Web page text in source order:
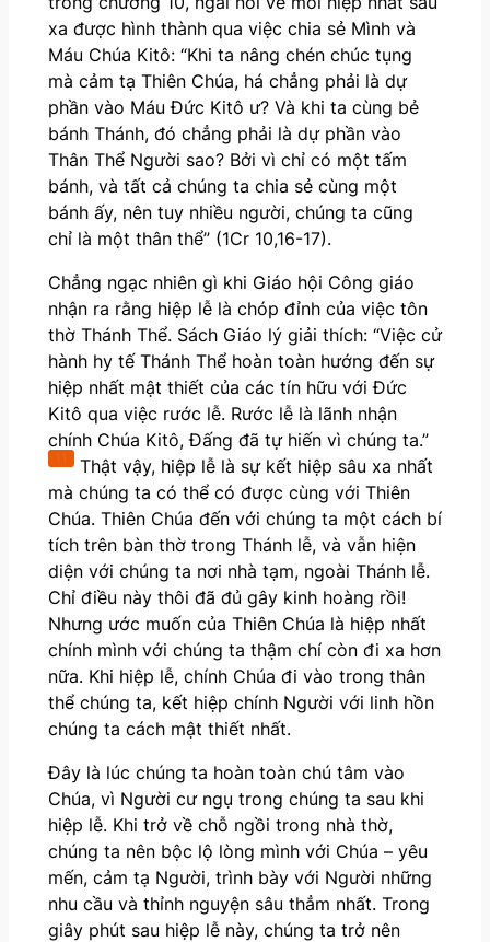
xa được hình thành qua việc chia sẻ Mình và
Máu Chúa Kitô: “Khi ta nâng chén chúc tụng
mà cảm tạ Thiên Chúa, há chẳng phải là dự
phần vào Máu Đức Kitô ư? Và khi ta cùng bẻ
bánh Thánh, đó chẳng phải là dự phần vào
Thân Thể Người sao? Bởi vì chỉ có một tấm
bánh, và tất cả chúng ta chia sẻ cùng một
bánh ấy, nên tuy nhiều người, chúng ta cũng
chỉ là một thân thể” (1Cr 10,16-17).
Chẳng ngạc nhiên gì khi Giáo hội Công giáo
nhận ra rằng hiệp lễ là chóp đỉnh của việc tôn
thờ Thánh Thể. Sách Giáo lý giải thích: “Việc cử
hành hy tế Thánh Thể hoàn toàn hướng đến sự
hiệp nhất mật thiết của các tín hữu với Đức
Kitô qua việc rước lễ. Rước lễ là lãnh nhận
chính Chúa Kitô, Đấng đã tự hiến vì chúng ta.”
11 Thật vậy, hiệp lễ là sự kết hiệp sâu xa nhất
mà chúng ta có thể có được cùng với Thiên
Chúa. Thiên Chúa đến với chúng ta một cách bí
tích trên bàn thờ trong Thánh lễ, và vẫn hiện
diện với chúng ta nơi nhà tạm, ngoài Thánh lễ.
Chỉ điều này thôi đã đủ gây kinh hoàng rồi!
Nhưng ước muốn của Thiên Chúa là hiệp nhất
chính mình với chúng ta thậm chí còn đi xa hơn
nữa. Khi hiệp lễ, chính Chúa đi vào trong thân
thể chúng ta, kết hiệp chính Người với linh hồn
chúng ta cách mật thiết nhất.
Đây là lúc chúng ta hoàn toàn chú tâm vào
Chúa, vì Người cư ngụ trong chúng ta sau khi
hiệp lễ. Khi trở về chỗ ngồi trong nhà thờ,
chúng ta nên bộc lộ lòng mình với Chúa – yêu
mến, cảm tạ Người, trình bày với Người những
nhu cầu và thỉnh nguyện sâu thẳm nhất. Trong
giây phút sau hiệp lễ này, chúng ta trở nên